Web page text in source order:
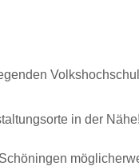
in der